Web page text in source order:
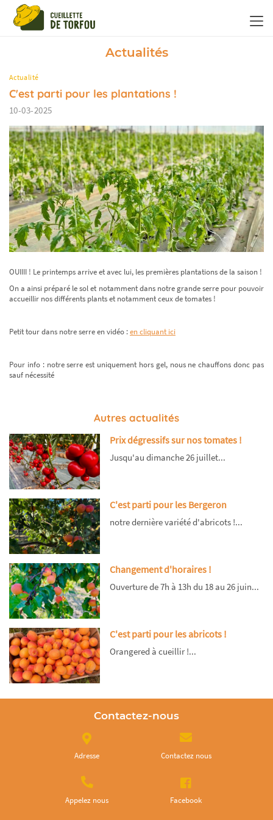
Actualités
Actualité
C'est parti pour les plantations !
10-03-2025
OUIIII ! Le printemps arrive et avec lui, les premières plantations de la saison !
On a ainsi préparé le sol et notamment dans notre grande serre pour pouvoir
accueillir nos différents plants et notamment ceux de tomates !
Petit tour dans notre serre en vidéo :en cliquant ici
Pour info : notre serre est uniquement hors gel, nous ne chauffons donc pas
sauf nécessité
Autres actualités
Prix dégressifs sur nos tomates !
Jusqu'au dimanche 26 juillet...
C'est parti pour les Bergeron
notre dernière variété d'abricots !...
Changement d'horaires !
Ouverture de 7h à 13h du 18 au 26 juin...
C'est parti pour les abricots !
Orangered à cueillir !...
Contactez-nous
Adresse Contactez nous
Appelez nous Facebook
Panneau de gestion des cookies